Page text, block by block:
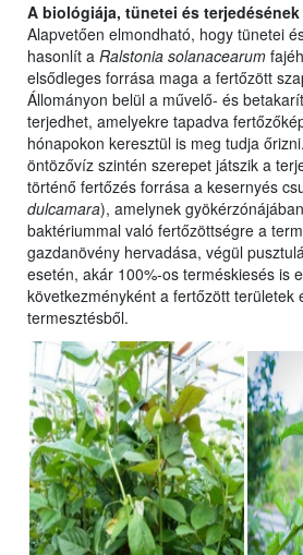
A biológiája, tünetei és
Alapvetően elmondható, hogy tünetei
hasonlít a Ralstonia solanacearum
elsődleges forrása maga a fertőzött
Állományon belül a művelő- és
terjedhet, amelyekre tapadva
hónapokon keresztül is meg tudja
öntözővíz szintén szerepet játszik a
történő fertőzés forrása a kesernyés
dulcamara), amelynek
baktériummal való fertőzöttségre a
gazdanövény hervadása, végül
esetén, akár 100%-os terméskiesés is
következményként a fertőzött területek
termesztésből.